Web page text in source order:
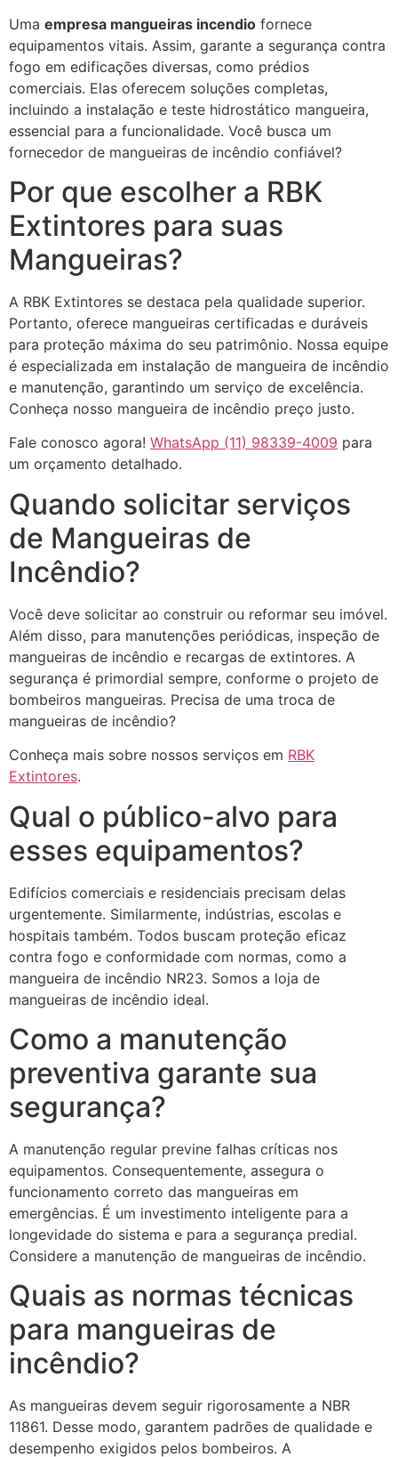
Uma empresa mangueiras incendio fornece
equipamentos vitais. Assim, garante a segurança contra
fogo em edificações diversas, como prédios
comerciais. Elas oferecem soluções completas,
incluindo a instalação e teste hidrostático mangueira,
essencial para a funcionalidade. Você busca um
fornecedor de mangueiras de incêndio confiável?
Por que escolher a RBK
Extintores para suas
Mangueiras?
A RBK Extintores se destaca pela qualidade superior.
Portanto, oferece mangueiras certificadas e duráveis
para proteção máxima do seu patrimônio. Nossa equipe
é especializada em instalação de mangueira de incêndio
e manutenção, garantindo um serviço de excelência.
Conheça nosso mangueira de incêndio preço justo.
Fale conosco agora! WhatsApp (11) 98339-4009 para
um orçamento detalhado.
Quando solicitar serviços
de Mangueiras de
Incêndio?
Você deve solicitar ao construir ou reformar seu imóvel.
Além disso, para manutenções periódicas, inspeção de
mangueiras de incêndio e recargas de extintores. A
segurança é primordial sempre, conforme o projeto de
bombeiros mangueiras. Precisa de uma troca de
mangueiras de incêndio?
Conheça mais sobre nossos serviços em RBK
Extintores.
Qual o público-alvo para
esses equipamentos?
Edifícios comerciais e residenciais precisam delas
urgentemente. Similarmente, indústrias, escolas e
hospitais também. Todos buscam proteção eficaz
contra fogo e conformidade com normas, como a
mangueira de incêndio NR23. Somos a loja de
mangueiras de incêndio ideal.
Como a manutenção
preventiva garante sua
segurança?
A manutenção regular previne falhas críticas nos
equipamentos. Consequentemente, assegura o
funcionamento correto das mangueiras em
emergências. É um investimento inteligente para a
longevidade do sistema e para a segurança predial.
Considere a manutenção de mangueiras de incêndio.
Quais as normas técnicas
para mangueiras de
incêndio?
As mangueiras devem seguir rigorosamente a NBR
11861. Desse modo, garantem padrões de qualidade e
desempenho exigidos pelos bombeiros. A